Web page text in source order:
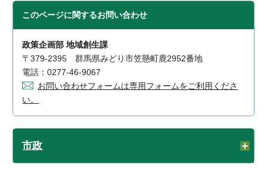
このページに関するお問い合わせ
政策企画部 地域創生課
〒379-2395 群馬県みどり市笠懸町鹿2952番地
電話：0277-46-9067
お問い合わせフォームは専用フォームをご利用くださ
い。
市政